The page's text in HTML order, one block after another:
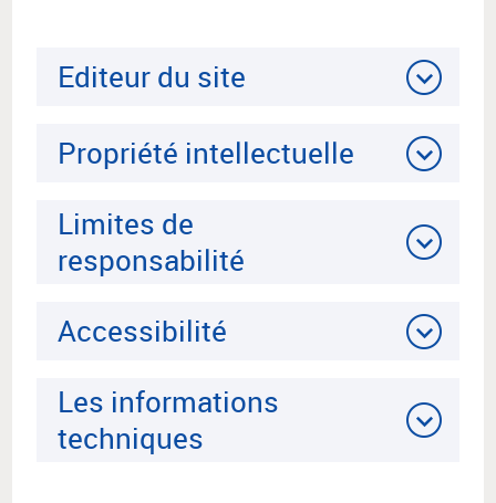
Editeur du site
Propriété intellectuelle
Limites de
responsabilité
Accessibilité
Les informations
techniques